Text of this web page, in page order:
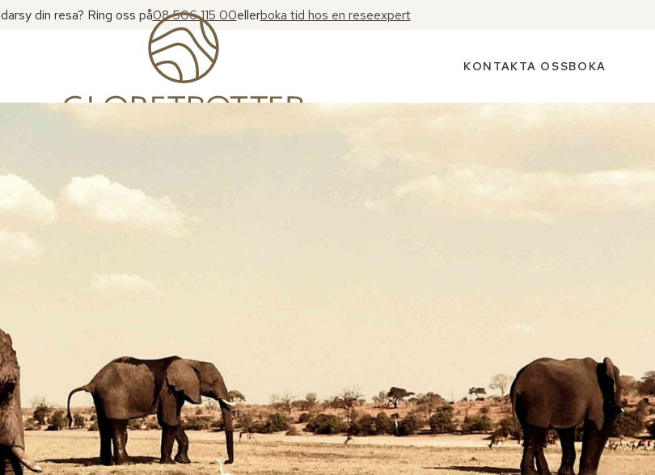
din resa? Ring oss på08 506 115 00ellerboka tid hos en reseexpert
KONTAKTA OSSBOKA